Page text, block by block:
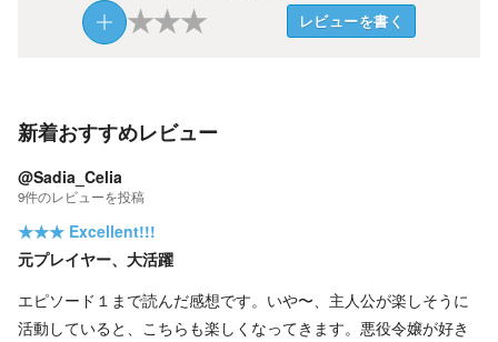
★★★ レビューを書く
新着おすすめレビュー
@Sadia_Celia
9件のレビューを投稿
★★★ Excellent!!!
元プレイヤー、大活躍
エピソード１まで読んだ感想です。いや〜、主人公が楽しそうに
活動していると、こちらも楽しくなってきます。悪役令嬢が好き